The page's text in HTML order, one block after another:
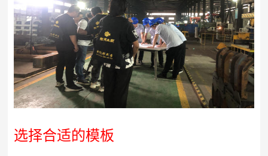
选择合适的模板